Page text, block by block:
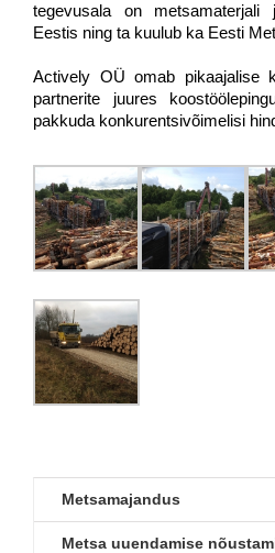
tegevusala on metsamaterjali
Eestis ning ta kuulub ka Eesti
Actively OÜ omab pikaajalise
partnerite juures
pakkuda konkurentsivõimelisi
Metsamajandus
Metsa uuendamise